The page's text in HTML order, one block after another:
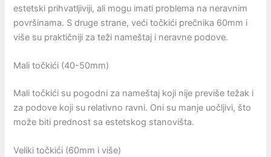
estetski prihvatljiviji, ali mogu imati problema na neravnim
površinama. S druge strane, veći točkići prečnika 60mm i
više su praktičniji za teži nameštaj i neravne podove.
Mali točkići (40-50mm)
Mali točkići su pogodni za nameštaj koji nije previše težak i
za podove koji su relativno ravni. Oni su manje uočljivi, što
može biti prednost sa estetskog stanovišta.
Veliki točkići (60mm i više)